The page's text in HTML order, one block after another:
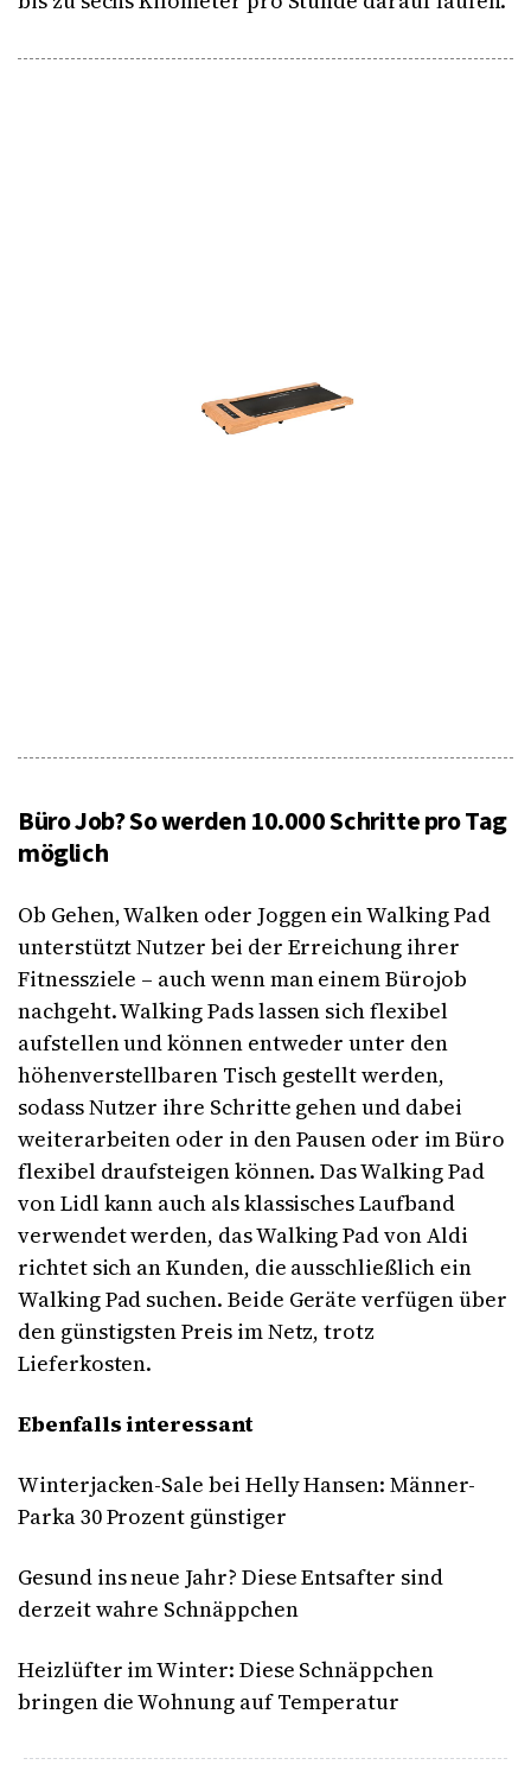
Büro Job? So werden 10.000 Schritte pro Tag
möglich
Ob Gehen, Walken oder Joggen ein Walking Pad
unterstützt Nutzer bei der Erreichung ihrer
Fitnessziele – auch wenn man einem Bürojob
nachgeht. Walking Pads lassen sich flexibel
aufstellen und können entweder unter den
höhenverstellbaren Tisch gestellt werden,
sodass Nutzer ihre Schritte gehen und dabei
weiterarbeiten oder in den Pausen oder im Büro
flexibel draufsteigen können. Das Walking Pad
von Lidl kann auch als klassisches Laufband
verwendet werden, das Walking Pad von Aldi
richtet sich an Kunden, die ausschließlich ein
Walking Pad suchen. Beide Geräte verfügen über
den günstigsten Preis im Netz, trotz
Lieferkosten.
Ebenfalls interessant
Winterjacken-Sale bei Helly Hansen: Männer-
Parka 30 Prozent günstiger
Gesund ins neue Jahr? Diese Entsafter sind
derzeit wahre Schnäppchen
Heizlüfter im Winter: Diese Schnäppchen
bringen die Wohnung auf Temperatur